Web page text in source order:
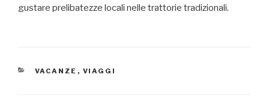
gustare prelibatezze locali nelle trattorie tradizionali.
CATEGORIE
VACANZE , VIAGGI